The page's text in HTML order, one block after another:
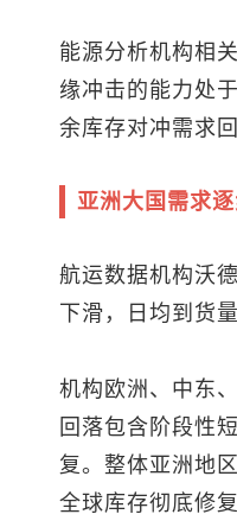
能源分析机构相
缘冲击的能力处
余库存对冲需求
亚洲大国需求
航运数据机构沃
下滑，日均到货
机构欧洲、中东
回落包含阶段性
复。整体亚洲地
全球库存彻底修